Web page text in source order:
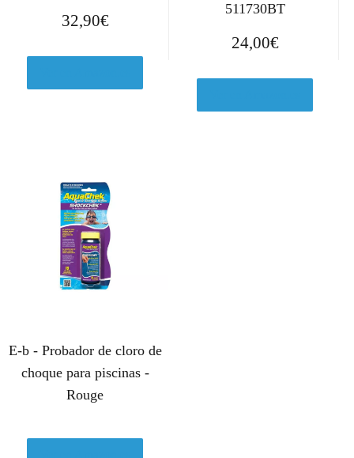
32,90€
511730BT
24,00€
E-b - Probador de cloro de
choque para piscinas -
Rouge